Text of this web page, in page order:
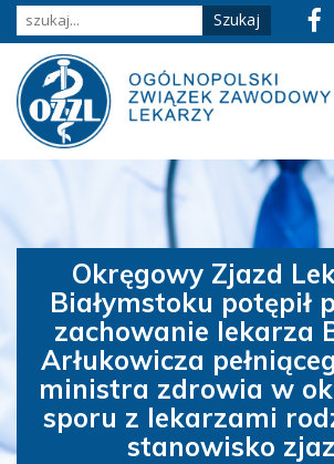
Okręgowy Zjazd
Białymstoku potępił
zachowanie lekarza
Arłukowicza
ministra zdrowia w
sporu z lekarzami
stanowisko